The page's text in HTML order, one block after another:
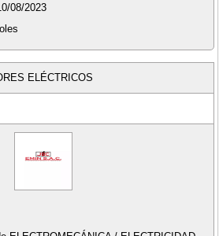
08/2023
ELÉCTRICOS